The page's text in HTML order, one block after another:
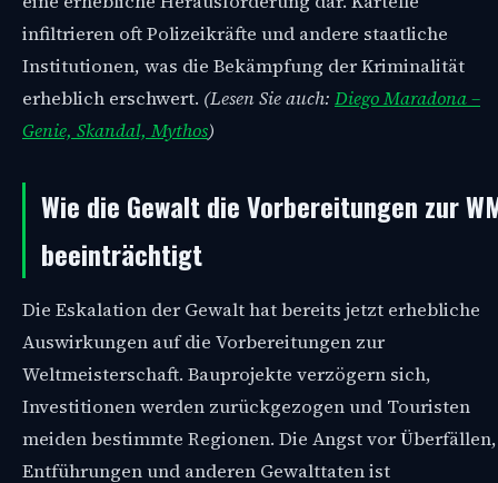
infiltrieren oft Polizeikräfte und andere staatliche
Institutionen, was die Bekämpfung der Kriminalität
erheblich erschwert. (Lesen Sie auch: Diego Maradona –
Genie, Skandal, Mythos)
Wie die Gewalt die Vorbereitungen zur
beeinträchtigt
Die Eskalation der Gewalt hat bereits jetzt erhebliche
Auswirkungen auf die Vorbereitungen zur
Weltmeisterschaft. Bauprojekte verzögern sich,
Investitionen werden zurückgezogen und Touristen
meiden bestimmte Regionen. Die Angst vor Überfällen,
Entführungen und anderen Gewalttaten ist